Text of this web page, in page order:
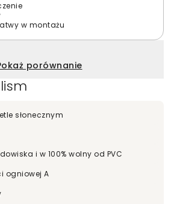
w montażu
porównanie
słonecznym
i w 100% wolny od PVC
ogniowej A